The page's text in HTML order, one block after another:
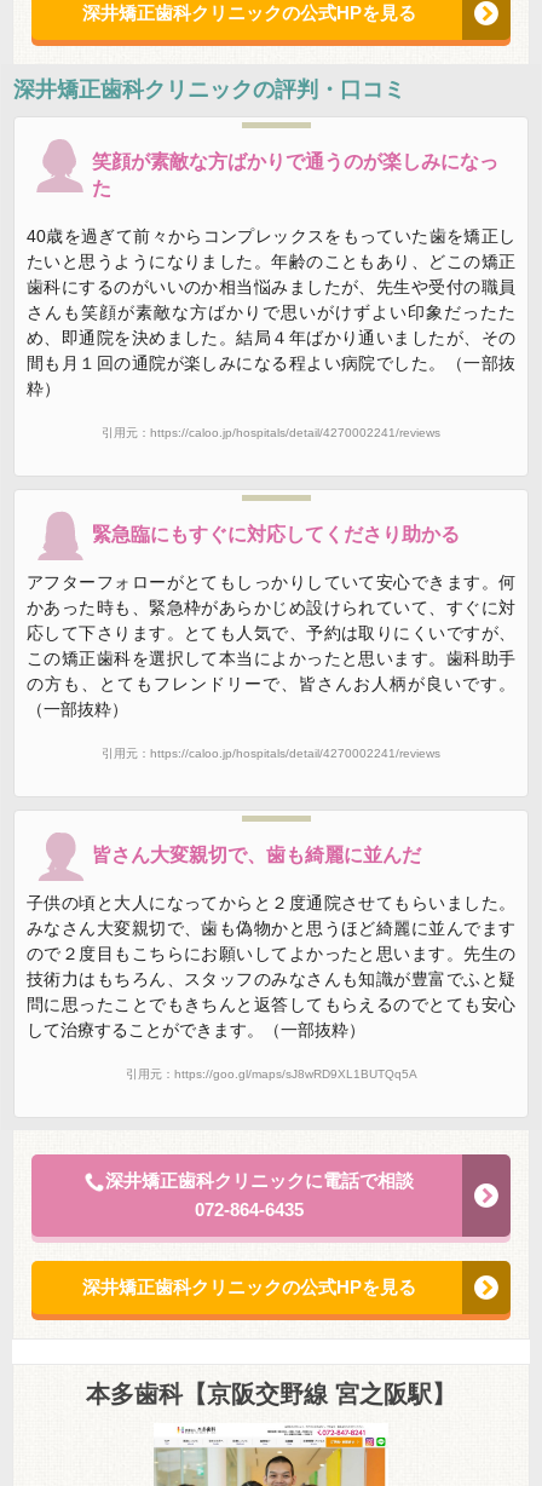
深井矯正歯科クリニックの公式HPを見る
深井矯正歯科クリニックの評判・口コミ
笑顔が素敵な方ばかりで通うのが楽しみになっ
た
40歳を過ぎて前々からコンプレックスをもっていた歯を矯正し
たいと思うようになりました。年齢のこともあり、どこの矯正
歯科にするのがいいのか相当悩みましたが、先生や受付の職員
さんも笑顔が素敵な方ばかりで思いがけずよい印象だったた
め、即通院を決めました。結局４年ばかり通いましたが、その
間も月１回の通院が楽しみになる程よい病院でした。（一部抜
粋）
引用元：https://caloo.jp/hospitals/detail/4270002241/reviews
緊急臨にもすぐに対応してくださり助かる
アフターフォローがとてもしっかりしていて安心できます。何
かあった時も、緊急枠があらかじめ設けられていて、すぐに対
応して下さります。とても人気で、予約は取りにくいですが、
この矯正歯科を選択して本当によかったと思います。歯科助手
の方も、とてもフレンドリーで、皆さんお人柄が良いです。
（一部抜粋）
引用元：https://caloo.jp/hospitals/detail/4270002241/reviews
皆さん大変親切で、歯も綺麗に並んだ
子供の頃と大人になってからと２度通院させてもらいました。
みなさん大変親切で、歯も偽物かと思うほど綺麗に並んでます
ので２度目もこちらにお願いしてよかったと思います。先生の
技術力はもちろん、スタッフのみなさんも知識が豊富でふと疑
問に思ったことでもきちんと返答してもらえるのでとても安心
して治療することができます。（一部抜粋）
引用元：https://goo.gl/maps/sJ8wRD9XL1BUTQq5A
深井矯正歯科クリニックに電話で相談
072-864-6435
深井矯正歯科クリニックの公式HPを見る
本多歯科【京阪交野線 宮之阪駅】